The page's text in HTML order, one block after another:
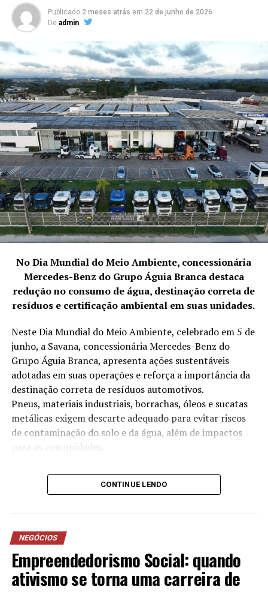
Apesar de sua vasta experiência, foi somente há sete
anos que Biasetto descobriu a abordagem correta para
trabalhar com seus animais sem recorrer à agressão.
Compreendendo o pensamento animal, ele alcançou
resultados notáveis, tornando-se um dos pioneiros na
evolução da doma.
“Eu mesclei todo esse conhecimento, desde a doma
tradicional até as mais modernas técnicas de doma
racional, criando minha própria abordagem”, afirma
Biasetto. “Desenvolvi inúmeros exercícios originais,
sempre preservando os instintos animais e respeitando-
os.”
Publicado 2 meses atrás em 22 de junho de 2026
De admin
No Dia Mundial do Meio Ambiente, concessionária
Mercedes-Benz do Grupo Águia Branca destaca
redução no consumo de água, destinação correta de
resíduos e certificação ambiental em suas unidades.
Neste Dia Mundial do Meio Ambiente, celebrado em 5 de
junho, a Savana, concessionária Mercedes-Benz do
Grupo Águia Branca, apresenta ações sustentáveis
adotadas em suas operações e reforça a importância da
destinação correta de resíduos automotivos.
Pneus, materiais industriais, borrachas, óleos e sucatas
metálicas exigem descarte adequado para evitar riscos
de contaminação do solo e da água, além de impactos
para as comunidades.
A Savana, por meio das suas 14 filiais, desenvolve
anualmente iniciativas voltadas à redução no consumo
energética e projetos sociais. As práticas adotadas
contribuíram, inclusive, para a conquista da certificação
ISO 14001, norma internacional de gestão ambiental
conquistada pela empresa desde 2023.
CONTINUE LENDO
NEGÓCIOS
Empreendedorismo Social: quando
ativismo se torna uma carreira de